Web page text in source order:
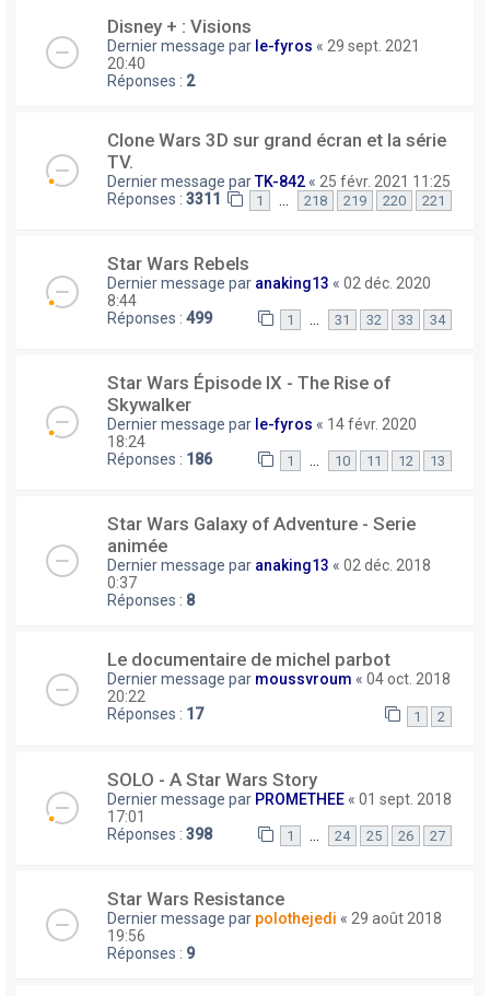
Disney + : Visions
Dernier message par le-fyros « 29 sept. 2021
20:40
Réponses : 2
Clone Wars 3D sur grand écran et la série
TV.
Dernier message parTK-842 « 25 févr. 2021 11:25
Réponses : 3311 1 218 219 220 221
Star Wars Rebels
Dernier message par anaking13 « 02 déc. 2020
8:44
Réponses : 499 1 … 31 32 33 34
Star Wars Épisode IX - The Rise of
Skywalker
Dernier message par le-fyros « 14 févr. 2020
18:24
Réponses : 186 1 … 10 11 12 13
Star Wars Galaxy of Adventure - Serie
animée
Dernier message par anaking13 « 02 déc. 2018
0:37
Réponses : 8
Le documentaire de michel parbot
Dernier message par moussvroum « 04 oct. 2018
20:22
Réponses : 17 1 2
SOLO - A Star Wars Story
Dernier message par PROMETHEE « 01 sept. 2018
17:01
Réponses : 398 1 24 25 26 27
Star Wars Resistance
Dernier message par polothejedi « 29 août 2018
19:56
Réponses : 9